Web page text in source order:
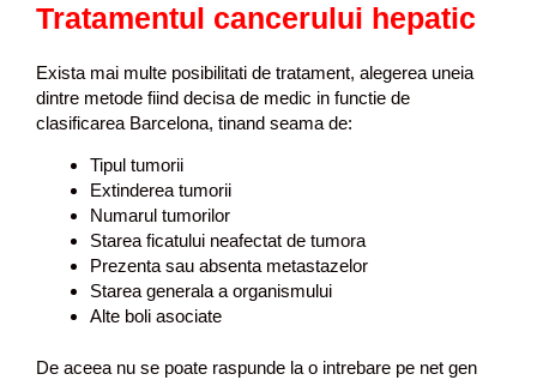
Tratamentul cancerului hepatic
Exista mai multe posibilitati de tratament, alegerea uneia
dintre metode fiind decisa de medic in functie de
clasificarea Barcelona, tinand seama de:
Tipul tumorii
Extinderea tumorii
Numarul tumorilor
Starea ficatului neafectat de tumora
Prezenta sau absenta metastazelor
Starea generala a organismului
Alte boli asociate
De aceea nu se poate raspunde la o intrebare pe net gen